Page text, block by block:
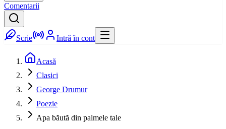
Comentarii
Scrie Intră în cont
Acasă
Clasici
George Drumur
Poezie
Apa băută din palmele tale